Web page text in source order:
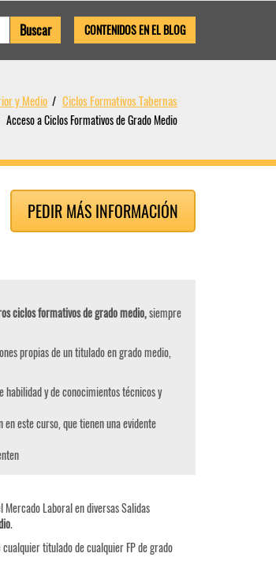
CONTENIDOS EN EL BLOG
y Medio Ciclos Formativos Tabernas
Acceso a Ciclos Formativos de Grado Medio
PEDIR MÁS INFORMACIÓN
ciclos formativos de grado medio,siempre
propias de un titulado en grado medio,
habilidad y de conocimientos técnicos y
este curso, que tienen una evidente
Mercado Laboral en diversas Salidas
.
cualquier titulado de cualquier FP de grado